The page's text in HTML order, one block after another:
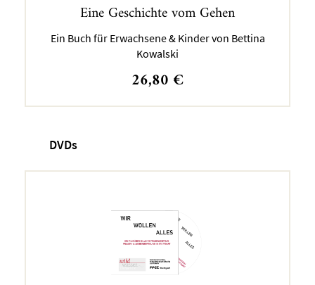
Eine Geschichte vom Gehen
Ein Buch für Erwachsene & Kinder von Bettina
Kowalski
26,80 €
DVDs